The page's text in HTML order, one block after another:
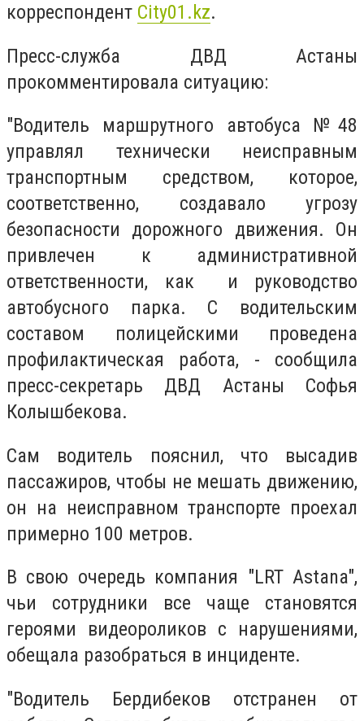
корреспондент City01.kz.
Пресс-служба ДВД Астаны
прокомментировала ситуацию:
"Водитель маршрутного автобуса №48
управлял технически неисправным
транспортным средством, которое,
соответственно, создавало угрозу
безопасности дорожного движения. Он
привлечен к административной
ответственности, как и руководство
автобусного парка. С водительским
составом полицейскими проведена
профилактическая работа, - сообщила
пресс-секретарь ДВД Астаны Софья
Колышбекова.
Сам водитель пояснил, что высадив
пассажиров, чтобы не мешать движению,
он на неисправном транспорте проехал
примерно 100 метров.
В свою очередь компания "LRT Astana",
чьи сотрудники все чаще становятся
героями видеороликов с нарушениями,
обещала разобраться в инциденте.
"Водитель Бердибеков отстранен от